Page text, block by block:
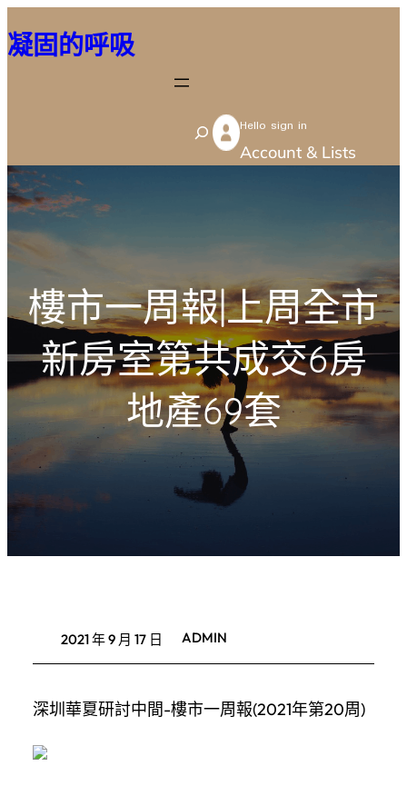
至
容
凝固的呼吸
S
e
Hello sign in
Account & Lists
樓市一周報|上周全市
新房室第共成交6房
地產69套
2021 年 9 月 17 日 ADMIN
深圳華夏研討中間-樓市一周報(2021年第20周)